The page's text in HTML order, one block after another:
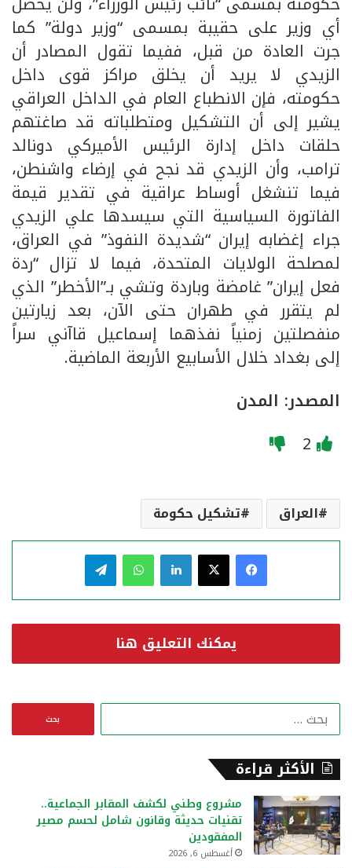
أي وزير على حقيبة بمسمى “وزير دولة” كما
جرت العادة من قبل، ففيما تقول المصادر أن
الزيدي لا يريد أن يخلق مراكز قوى داخل
حكومته، فإن الانطباع العام في الداخل العراقي
يشير إلى أن التشكيل ومتطلباته قد صاغتهم
حلقات داخل إدارة الرئيس الأميركي دونالد
ترامب، وأن الزيدي قد نجح في إرضاء واشنطن،
فيما تنشغل أوساط عراقية في تقدير قيمة
الفاتورة السياسية التي سيسدها علي الزيدي
جراء إغضابه إيران “شديدة النفوذ” في العراق،
لمصلحة الولايات المتحدة، فيما لا تزال “ردة
فعل إيران” غامضة وباردة وتشي بـ”الأخطر” الذي
لم يتقرر في طهران حتى الآن، بعد زيارتين
منفصلتين زمنياً نفذهما إسماعيل قاآني سراً
إلى بغداد خلال الأسابيع الأربعة الماضية.
المصدر: المدن
2
العراق تشكيل حكومة
فيسبوك لينكدإن واتساب
يمكنك التعليق هنا
ن
الأكثر قراءة
مشروع وطني لكشف المقابر الجماعية..
تقنيات حديثة وقانون شامل لحسم مصير
المفقودين
أغسطس 6, 2026